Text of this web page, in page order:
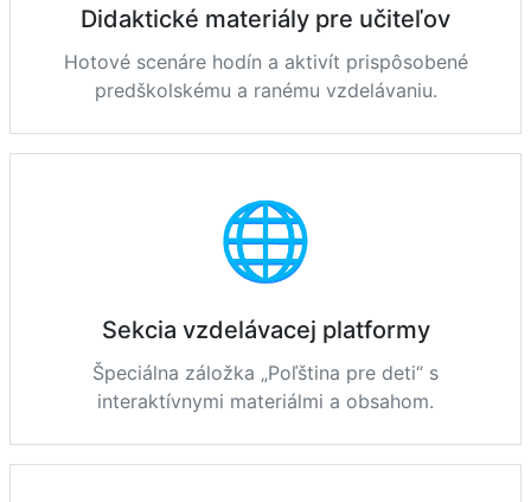
Didaktické materiály pre učiteľov
Hotové scenáre hodín a aktivít prispôsobené
predškolskému a ranému vzdelávaniu.
🌐
Sekcia vzdelávacej platformy
Špeciálna záložka „Poľština pre deti“ s
interaktívnymi materiálmi a obsahom.